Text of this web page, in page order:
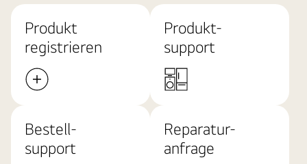
Produkt
registrieren
Produkt-
support
Bestell-
support
Reparatur-
anfrage